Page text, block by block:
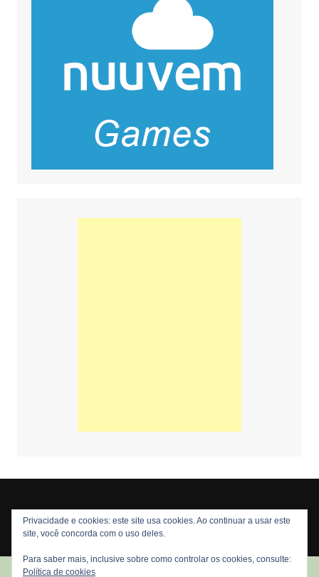
Copyright © 2026 Nós Nerds. Todos os direitos reservados
Privacidade e cookies: este site usa cookies. Ao continuar a usar este
site, você concorda com o uso deles.
Para saber mais, inclusive sobre como controlar os cookies, consulte:
Política de cookies